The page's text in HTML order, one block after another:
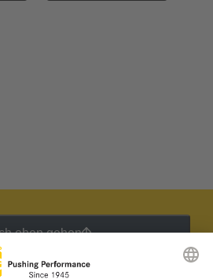
oben gehen